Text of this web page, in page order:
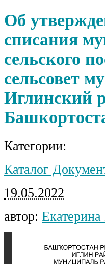
Об
списания
сельского
сельсовет
Иглинский
Категории:
Каталог
19.05.2022
автор: